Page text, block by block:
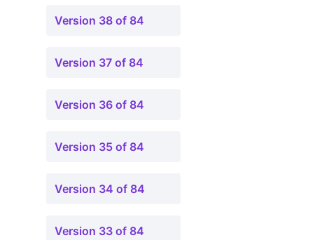
Version 38 of 84
Version 37 of 84
Version 36 of 84
Version 35 of 84
Version 34 of 84
Version 33 of 84